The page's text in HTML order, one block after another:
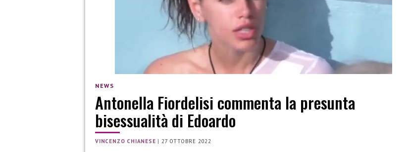
NEWS
Antonella Fiordelisi commenta la presunta
bisessualità di Edoardo
VINCENZO CHIANESE |27 OTTOBRE 2022